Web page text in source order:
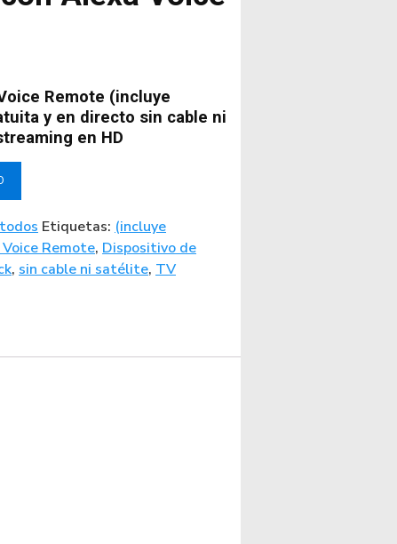
Remote (incluye
y en directo sin cable ni
en HD
Etiquetas: (incluye
Remote, Dispositivo de
, sin cable ni satélite, TV